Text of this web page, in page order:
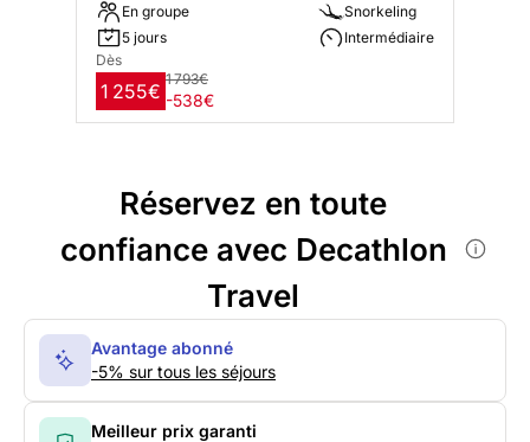
En groupe
5 jours
Snorkeling
Intermédiaire
Dès
1 255€
1 793€
-538€
Réservez en toute
confiance avec Decathlon
Travel
Avantage abonné
-5% sur tous les séjours
Meilleur prix garanti